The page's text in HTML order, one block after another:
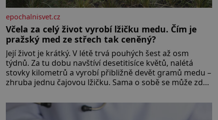
epochalnisvet.cz
Včela za celý život vyrobí lžičku medu. Čím je
pražský med ze střech tak ceněný?
Její život je krátký. V létě trvá pouhých šest až osm
týdnů. Za tu dobu navštíví desetitisíce květů, nalétá
stovky kilometrů a vyrobí přibližně devět gramů medu –
zhruba jednu čajovou lžičku. Sama o sobě se může zdát
tisíc příslušnic svého včelstva, vznikne jeden z
nejdokonalejších organismů